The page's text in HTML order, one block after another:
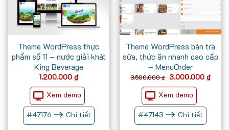
Theme WordPress thực
phẩm số 11 – nước giải khát
King Beverage
1.200.000 ₫
Xem demo
#47176 Chi tiết
Theme WordPress bán trà
sữa, thức ăn nhanh cao cấp
– MenuOrder
3.500.000₫ Giá
là:
3.500.000 ₫.
3.000.000 ₫Giá
hiện
Xem demo
#47143 Chi tiết